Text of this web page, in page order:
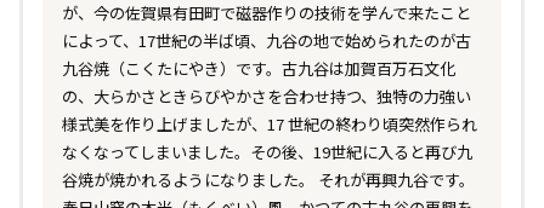
が、今の佐賀県有田町で磁器作りの技術を学んで来たこと
によって、17世紀の半ば頃、九谷の地で始められたのが古
九谷焼（こくたにやき）です。古九谷は加賀百万石文化
の、大らかさときらびやかさを合わせ持つ、独特の力強い
様式美を作り上げましたが、17 世紀の終わり頃突然作られ
なくなってしまいました。その後、19世紀に入ると再び九
谷焼が焼かれるようになりました。 それが再興九谷です。